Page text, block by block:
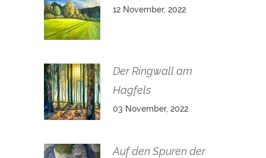
12 November, 2022
Der Ringwall am
Hagfels
03 November, 2022
Auf den Spuren der